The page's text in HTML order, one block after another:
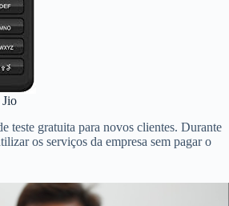
Jio
teste gratuita para novos clientes. Durante
os serviços da empresa sem pagar o